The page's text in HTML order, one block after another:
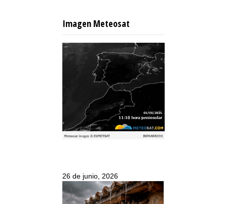
Imagen Meteosat
26 de junio, 2026